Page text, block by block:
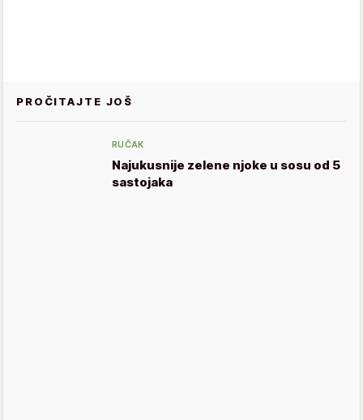
PROČITAJTE JOŠ
RUČAK
Najukusnije zelene njoke u sosu od 5
sastojaka